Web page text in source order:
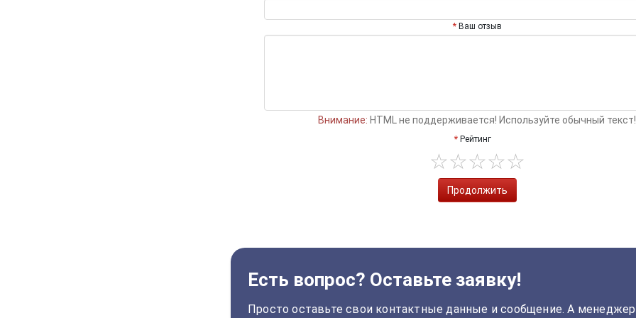
Ваш отзыв
Внимание: HTML не поддерживается! Используйте обычный текст!
Рейтинг
Продолжить
Есть вопрос? Оставьте заявку!
Просто оставьте свои контактные данные и сообщение. А